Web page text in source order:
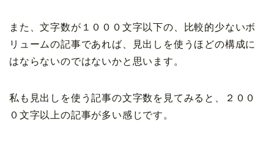
また、文字数が１０００文字以下の、比較的少ないボ
リュームの記事であれば、見出しを使うほどの構成に
はならないのではないかと思います。
私も見出しを使う記事の文字数を見てみると、２００
０文字以上の記事が多い感じです。